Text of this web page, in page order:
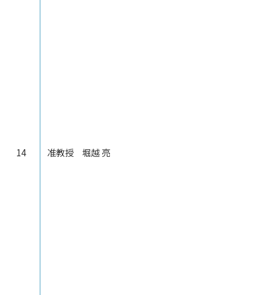
14 准教授 堀越 亮